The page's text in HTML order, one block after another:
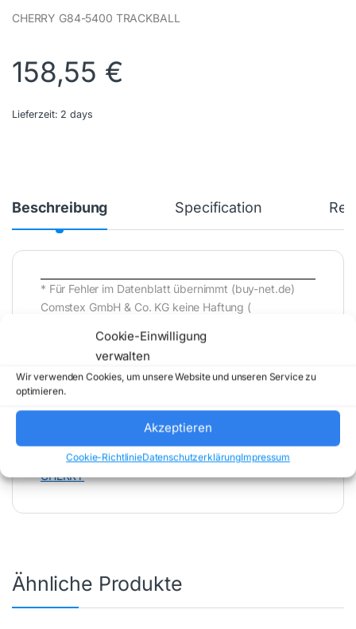
Cookie-Einwilligung
verwalten
Wir verwenden Cookies, um unsere Website und unseren Service zu
optimieren.
Akzeptieren
Cookie-RichtlinieDatenschutzerklärungImpressum
CHERRY G84-5400 TRACKBALL
158,55 €
Lieferzeit: 2 days
Beschreibung Specification
* Für Fehler im Datenblatt übernimmt (buy-net.de)
Comstex GmbH & Co. KG keine Haftung (
G84-5400LUMFR-2
Kategorie:Keyboards
Marke:
CHERRY
Ähnliche Produkte